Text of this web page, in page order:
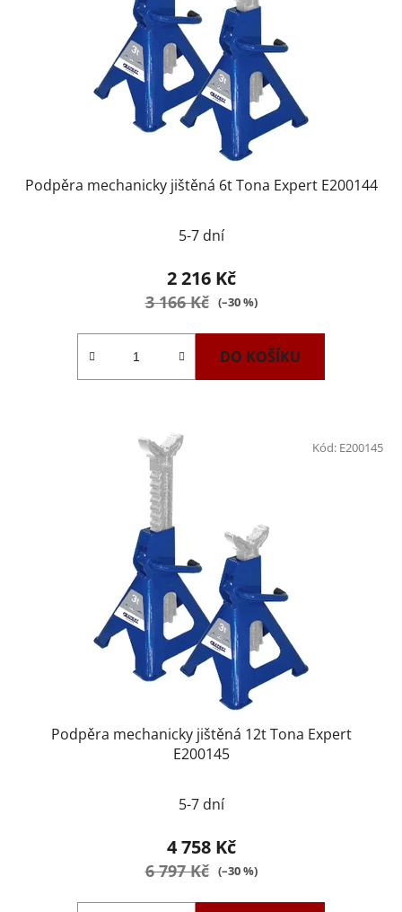
Podpěra mechanicky jištěná 6t Tona Expert E200144
5-7 dní
2 216 Kč
3 166 Kč (–30 %)
DO KOŠÍKU
Podpěra mechanicky jištěná 12t Tona Expert
E200145
5-7 dní
4 758 Kč
6 797 Kč (–30 %)
Kód: E200145